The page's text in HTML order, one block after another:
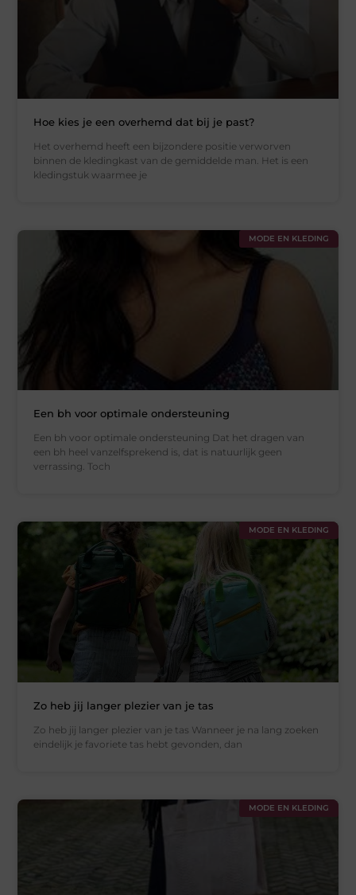
Hoe kies je een overhemd dat bij je past?
Het overhemd heeft een bijzondere positie verworven
binnen de kledingkast van de gemiddelde man. Het is een
kledingstuk waarmee je
MODE EN KLEDING
Een bh voor optimale ondersteuning
Een bh voor optimale ondersteuning Dat het dragen van
een bh heel vanzelfsprekend is, dat is natuurlijk geen
verrassing. Toch
MODE EN KLEDING
Zo heb jij langer plezier van je tas
Zo heb jij langer plezier van je tas Wanneer je na lang zoeken
eindelijk je favoriete tas hebt gevonden, dan
MODE EN KLEDING